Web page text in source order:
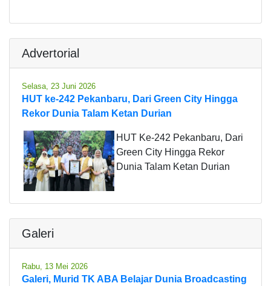
Advertorial
Selasa, 23 Juni 2026
HUT ke-242 Pekanbaru, Dari Green City Hingga
Rekor Dunia Talam Ketan Durian
HUT Ke-242 Pekanbaru, Dari
Green City Hingga Rekor
Dunia Talam Ketan Durian
Galeri
Rabu, 13 Mei 2026
Galeri, Murid TK ABA Belajar Dunia Broadcasting